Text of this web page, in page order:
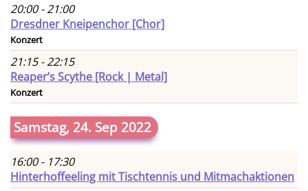
20:00 - 21:00
Dresdner Kneipenchor [Chor]
Konzert
21:15 - 22:15
Reaper’s Scythe [Rock | Metal]
Konzert
Samstag, 24. Sep 2022
16:00 - 17:30
Hinterhoffeeling mit Tischtennis und Mitmachaktionen